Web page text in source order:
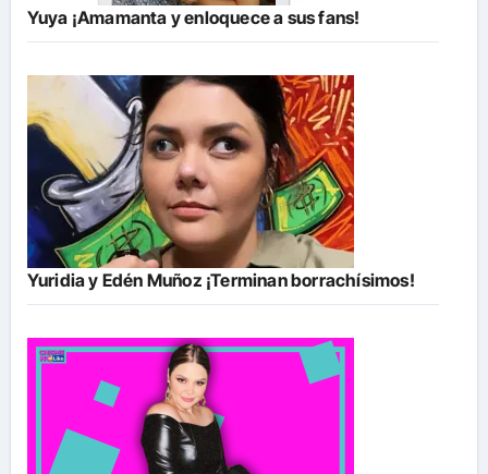
Yuya ¡Amamanta y enloquece a sus fans!
Yuridia y Edén Muñoz ¡Terminan borrachísimos!